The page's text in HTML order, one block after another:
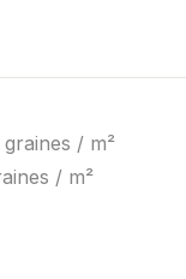
/ m²
/ m²